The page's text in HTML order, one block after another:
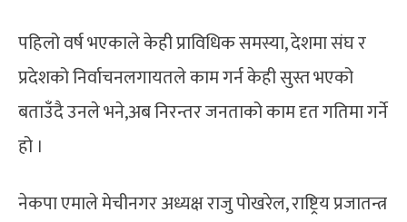
पहिलो वर्ष भएकाले केही प्राविधिक समस्या, देशमा संघ र
प्रदेशको निर्वाचनलगायतले काम गर्न केही सुस्त भएको
बताउँदै उनले भने,अब निरन्तर जनताको काम दृत गतिमा गर्ने
हो ।
नेकपा एमाले मेचीनगर अध्यक्ष राजु पोखरेल, राष्ट्रिय प्रजातन्त्र